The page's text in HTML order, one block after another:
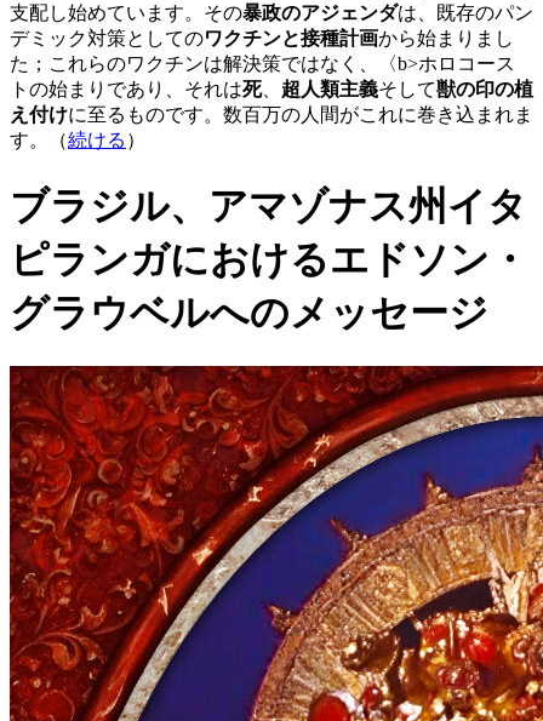
支配し始めています。その暴政のアジェンダは、既存のパン
デミック対策としてのワクチンと接種計画から始まりまし
た；これらのワクチンは解決策ではなく、〈b>ホロコース
トの始まりであり、それは死、 超人類主義そして獣の印の植
え付けに至るものです。数百万の人間がこれに巻き込まれま
す。（続ける ）
ブラジル、アマゾナス州イタ
ピランガにおけるエドソン・
グラウベルへのメッセージ